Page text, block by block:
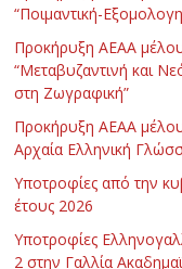
“Ποιμαντική-
Προκήρυξη ΑΕΑΑ
“Μεταβυζαντινή και
στη Ζωγραφική”
Προκήρυξη ΑΕΑΑ
Αρχαία Ελληνική
Υποτροφίες από την
έτους 2026
Υποτροφίες
2 στην Γαλλία